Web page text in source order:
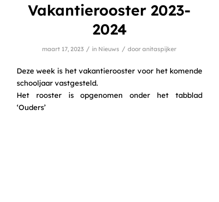
Vakantierooster 2023-
2024
maart 17, 2023 / in Nieuws / dooranitaspijker
Deze week is het vakantierooster voor het komende
schooljaar vastgesteld.
Het rooster is opgenomen onder het tabblad
‘Ouders’